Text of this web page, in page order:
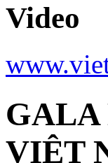
Video
GALA
VIỆT